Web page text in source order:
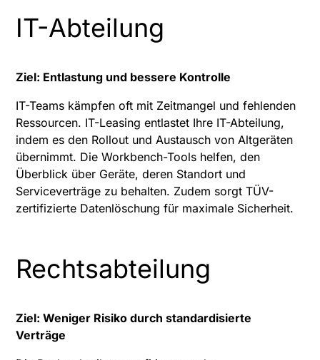
IT-Abteilung
Ziel: Entlastung und bessere Kontrolle
IT-Teams kämpfen oft mit Zeitmangel und fehlenden
Ressourcen. IT-Leasing entlastet Ihre IT-Abteilung,
indem es den Rollout und Austausch von Altgeräten
übernimmt. Die Workbench-Tools helfen, den
Überblick über Geräte, deren Standort und
Serviceverträge zu behalten. Zudem sorgt TÜV-
zertifizierte Datenlöschung für maximale Sicherheit.
Rechtsabteilung
Ziel: Weniger Risiko durch standardisierte
Verträge